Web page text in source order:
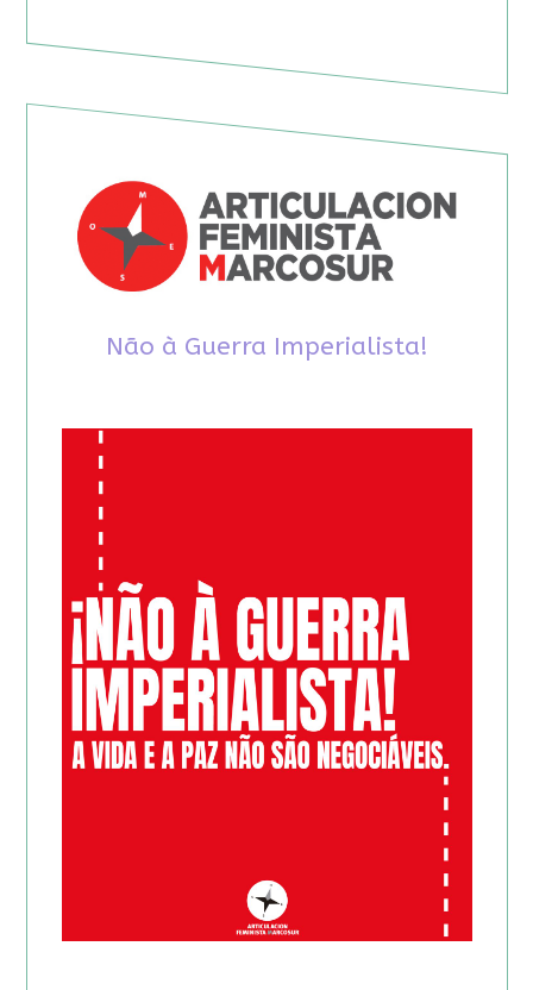
Não à Guerra Imperialista!